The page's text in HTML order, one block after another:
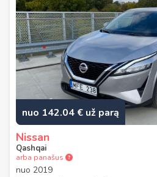
nuo 142.04 € už parą
Nissan
Qashqai
arba panašus
nuo 2019